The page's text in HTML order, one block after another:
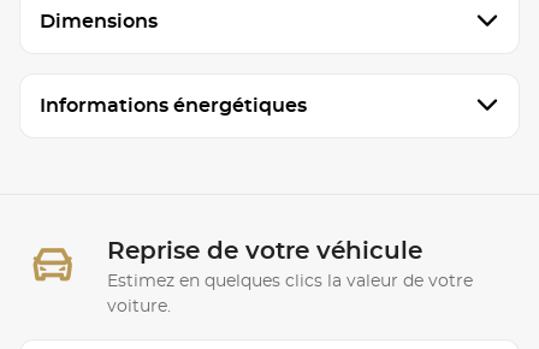
Dimensions
Informations énergétiques
Reprise de votre véhicule
Estimez en quelques clics la valeur de votre
voiture.